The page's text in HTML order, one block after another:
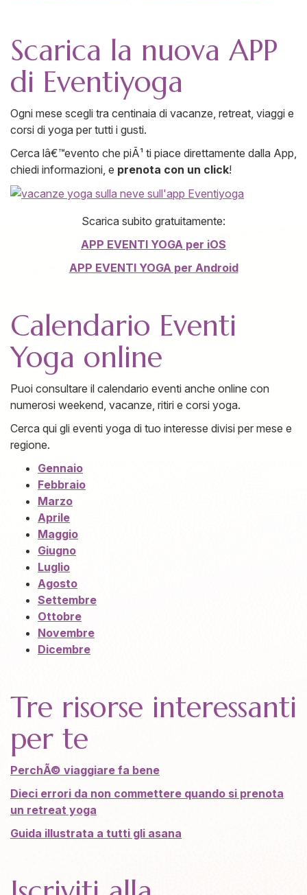
Scarica la nuova APP
di Eventiyoga
Ogni mese scegli tra centinaia di vacanze, retreat, viaggi e
corsi di yoga per tutti i gusti.
Cerca lâ€™evento che piÃ¹ ti piace direttamente dalla App,
chiedi informazioni, e prenota con un click!
Scarica subito gratuitamente:
APP EVENTI YOGA per iOS
APP EVENTI YOGA per Android
Calendario Eventi
Yoga online
Puoi consultare il calendario eventi anche online con
numerosi weekend, vacanze, ritiri e corsi yoga.
Cerca qui gli eventi yoga di tuo interesse divisi per mese e
regione.
Gennaio
Febbraio
Marzo
Aprile
Maggio
Giugno
Luglio
Agosto
Settembre
Ottobre
Novembre
Dicembre
Tre risorse interessanti
per te
PerchÃ© viaggiare fa bene
Dieci errori da non commettere quando si prenota
un retreat yoga
Guida illustrata a tutti gli asana